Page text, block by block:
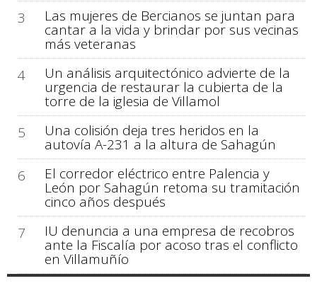
3
Las mujeres de Bercianos se juntan para
cantar a la vida y brindar por sus vecinas
más veteranas
4
Un análisis arquitectónico advierte de la
urgencia de restaurar la cubierta de la
torre de la iglesia de Villamol
5
Una colisión deja tres heridos en la
autovía A-231 a la altura de Sahagún
6
El corredor eléctrico entre Palencia y
León por Sahagún retoma su tramitación
cinco años después
7
IU denuncia a una empresa de recobros
ante la Fiscalía por acoso tras el conflicto
en Villamuñío